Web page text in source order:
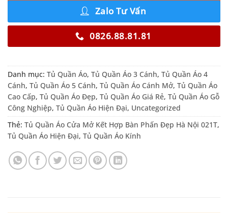
Zalo Tư Vấn
0826.88.81.81
Danh mục: Tủ Quần Áo, Tủ Quần Áo 3 Cánh, Tủ Quần Áo 4
Cánh, Tủ Quần Áo 5 Cánh, Tủ Quần Áo Cánh Mở, Tủ Quần Áo
Cao Cấp, Tủ Quần Áo Đẹp, Tủ Quần Áo Giá Rẻ, Tủ Quần Áo Gỗ
Công Nghiệp, Tủ Quần Áo Hiện Đại, Uncategorized
Thẻ: Tủ Quần Áo Cửa Mở Kết Hợp Bàn Phấn Đẹp Hà Nội 021T,
Tủ Quần Áo Hiện Đại, Tủ Quần Áo Kính